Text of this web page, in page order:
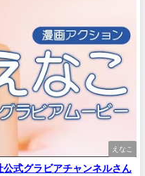
えなこ
式グラビアチャンネルさん